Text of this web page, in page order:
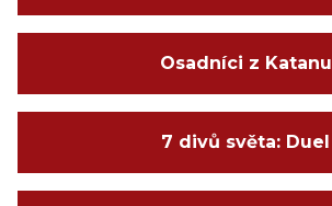
Osadníci z Katanu
7 divů světa: Duel